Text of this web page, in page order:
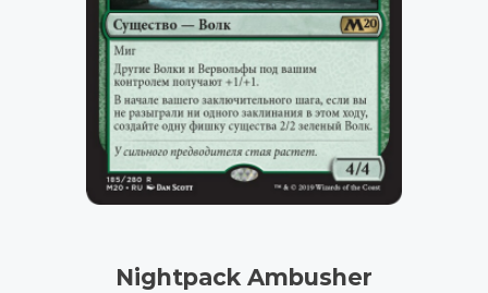
Nightpack Ambusher